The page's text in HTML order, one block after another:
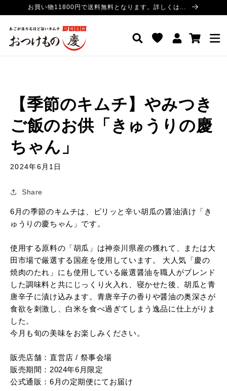
ンツにお買い物11800円で送料無料となります。詳しくは...
グ
イ
ー
【季節のキムチ】やみつき
ご飯のお供「きゅうりの慶
ちゃん」
2024年6月1日
Share
6月の季節のキムチは、ピリッと辛い胡瓜の醤油漬け「き
ゅうりの慶ちゃん」です。
使用する原料の「胡瓜」は神奈川県産の獲れて、または大
田市場で厳選する国産を使用しています。 大人気「慶の
焼肉のたれ」にも使用している厳選醤油を職人がブレンド
した調味料と共にじっくり火入れ、寝かせた後、胡瓜と青
唐辛子に漬け込みます。青唐辛子の香りや醤油の奥深さが
食欲を刺激し、白米を食べ過ぎてしまう逸品に仕上がりま
した。
今月も旬の美味をお楽しみください。
販売店舗：直営店 / 祭事会場
販売期間：2024年6月限定
公式通販：6 月の定期便にてお届け